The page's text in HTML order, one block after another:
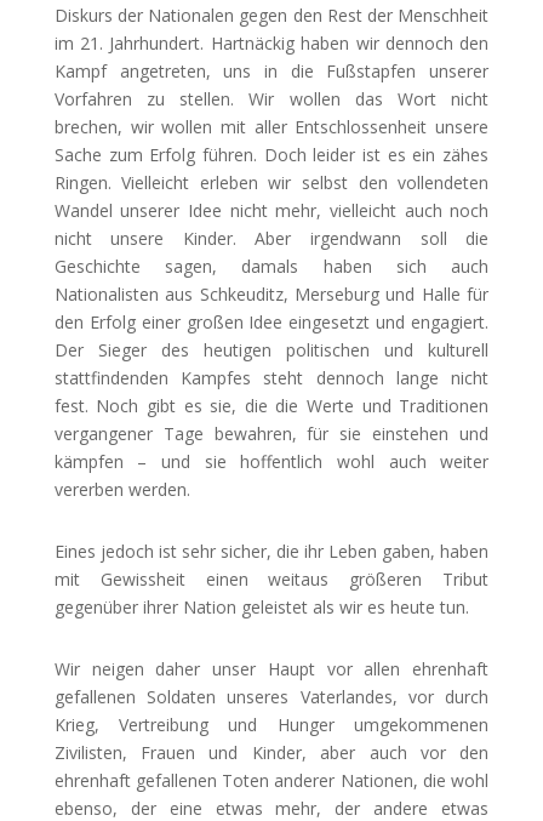
Diskurs der Nationalen gegen den Rest der Menschheit
im 21. Jahrhundert. Hartnäckig haben wir dennoch den
Kampf angetreten, uns in die Fußstapfen unserer
Vorfahren zu stellen. Wir wollen das Wort nicht
brechen, wir wollen mit aller Entschlossenheit unsere
Sache zum Erfolg führen. Doch leider ist es ein zähes
Ringen. Vielleicht erleben wir selbst den vollendeten
Wandel unserer Idee nicht mehr, vielleicht auch noch
nicht unsere Kinder. Aber irgendwann soll die
Geschichte sagen, damals haben sich auch
Nationalisten aus Schkeuditz, Merseburg und Halle für
den Erfolg einer großen Idee eingesetzt und engagiert.
Der Sieger des heutigen politischen und kulturell
stattfindenden Kampfes steht dennoch lange nicht
fest. Noch gibt es sie, die die Werte und Traditionen
vergangener Tage bewahren, für sie einstehen und
kämpfen – und sie hoffentlich wohl auch weiter
vererben werden.
Eines jedoch ist sehr sicher, die ihr Leben gaben, haben
mit Gewissheit einen weitaus größeren Tribut
gegenüber ihrer Nation geleistet als wir es heute tun.
Wir neigen daher unser Haupt vor allen ehrenhaft
gefallenen Soldaten unseres Vaterlandes, vor durch
Krieg, Vertreibung und Hunger umgekommenen
Zivilisten, Frauen und Kinder, aber auch vor den
ehrenhaft gefallenen Toten anderer Nationen, die wohl
ebenso, der eine etwas mehr, der andere etwas